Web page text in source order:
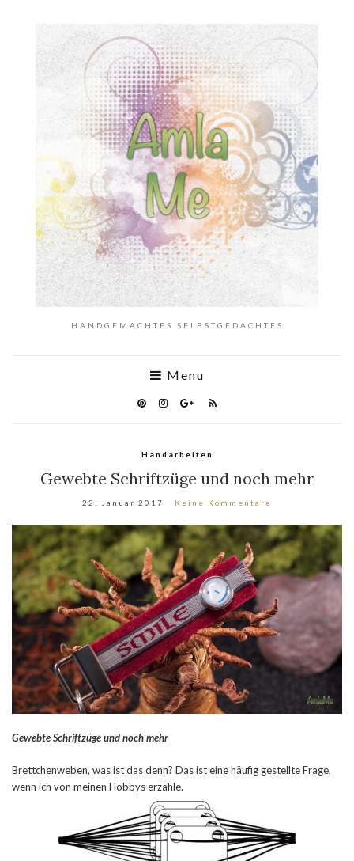
HANDGEMACHTES SELBSTGEDACHTES
Menu
Handarbeiten
Gewebte Schriftzüge und noch mehr
22. Januar 2017 Keine Kommentare
Gewebte Schriftzüge und noch mehr
Brettchenweben, was ist das denn? Das ist eine häufig gestellte Frage,
wenn ich von meinen Hobbys erzähle.